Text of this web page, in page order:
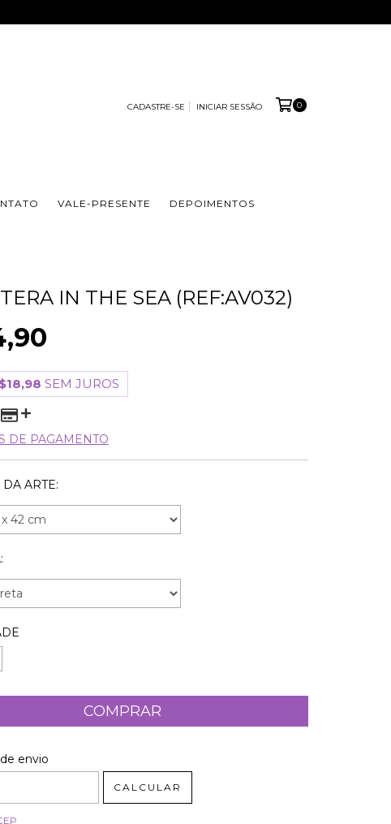
CADASTRE-SE INICIAR SESSÃO 0
VALE-PRESENTE DEPOIMENTOS
IN THE SEA (REF:AV032)
SEM JUROS
DE PAGAMENTO
ARTE:
o CEP:
envio
CALCULAR